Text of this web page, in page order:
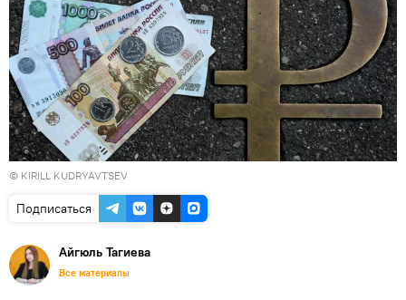
© KIRILL KUDRYAVTSEV
Подписаться
Айгюль Тагиева
Все материалы